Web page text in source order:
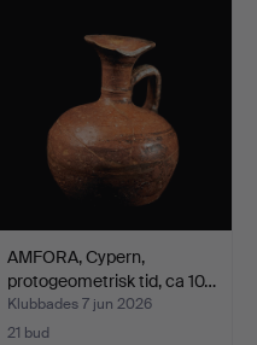
AMFORA, Cypern,
protogeometrisk tid, ca 10…
Klubbades 7 jun 2026
21 bud